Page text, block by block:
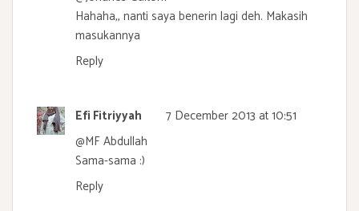
Hahaha,, nanti saya benerin lagi deh. Makasih
masukannya
Reply
Efi Fitriyyah
7 December 2013 at 10:51
@MF Abdullah
Sama-sama :)
Reply